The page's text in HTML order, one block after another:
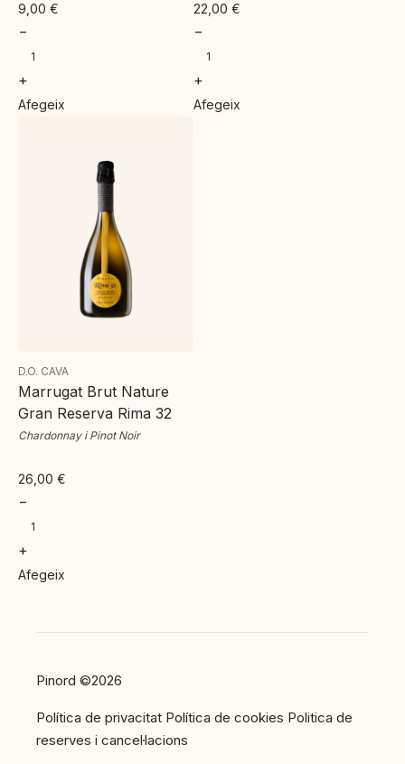
9,00 €
−
+
Afegeix
22,00 €
−
+
Afegeix
D.O. CAVA
Marrugat Brut Nature
Gran Reserva Rima 32
Chardonnay i Pinot Noir
26,00 €
−
+
Afegeix
Pinord ©2026
Política de privacitat Política de cookies Politica de
reserves i cancel·lacions